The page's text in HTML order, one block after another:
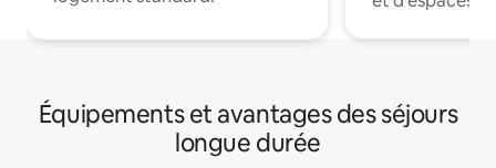
Équipements et avantages des séjours
longue durée